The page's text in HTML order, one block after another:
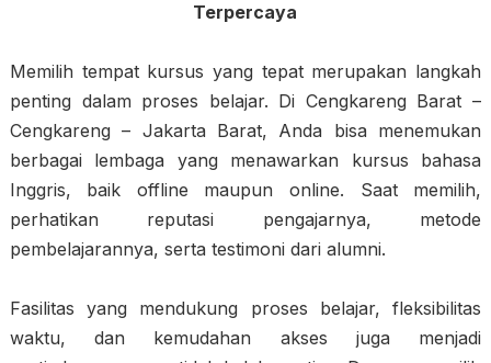
Terpercaya
Memilih tempat kursus yang tepat merupakan langkah
penting dalam proses belajar. Di Cengkareng Barat –
Cengkareng – Jakarta Barat, Anda bisa menemukan
berbagai lembaga yang menawarkan kursus bahasa
Inggris, baik offline maupun online. Saat memilih,
perhatikan reputasi pengajarnya, metode
pembelajarannya, serta testimoni dari alumni.
Fasilitas yang mendukung proses belajar, fleksibilitas
waktu, dan kemudahan akses juga menjadi